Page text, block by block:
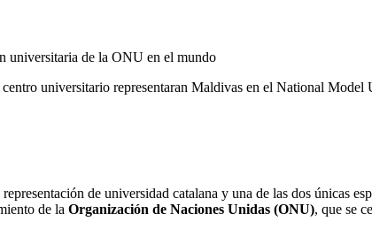
universitaria de la ONU en el mundo
universitario representaran Maldivas en el National
de universidad catalana y una de las dos únicas
de la Organización de Naciones Unidas (ONU), que se